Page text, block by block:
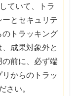
ていて、トラ
とセキュリテ
トラッキング
成果対象外と
の前に、必ず端
からのトラッ
さい。